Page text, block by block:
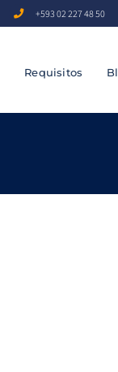
+593 02 227 48 50
Requisitos